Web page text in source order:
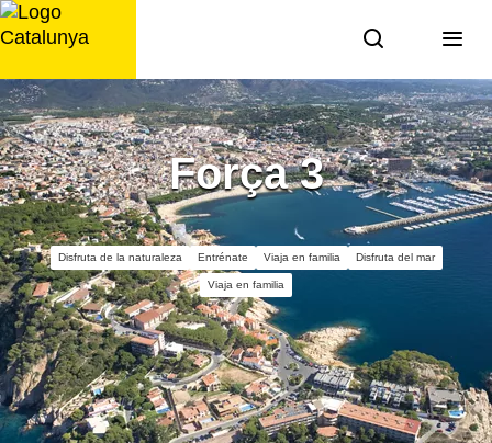
Saltar
al
Força 3
Disfruta de la naturaleza Entrénate Viaja en familia Disfruta del mar
Viaja en familia